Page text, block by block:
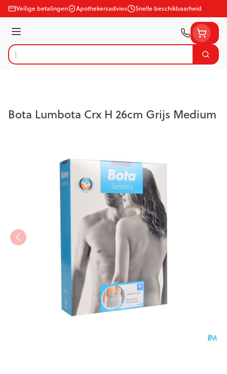
Ga naar de inhoud
Veilige betalingen Apothekersadvies Snelle beschikbaarheid
Menu
Product, merk, categorie...
Zoek
Bota Lumbota Crx H 26cm Grijs Medium